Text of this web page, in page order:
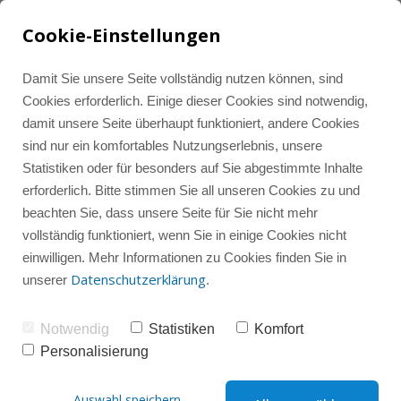
LinkedIn Marketing
Instagram Marketing
Instagram-Gruppencoaching
Sparring
Alle Beiträge
Instagram
LinkedIn
Social Media
Tools und Ressourcen
Instagram-Wissenshub
Instagram-Check
Cookie-Einstellungen
Damit Sie unsere Seite vollständig nutzen können, sind
Cookies erforderlich. Einige dieser Cookies sind notwendig,
damit unsere Seite überhaupt funktioniert, andere Cookies
sind nur ein komfortables Nutzungserlebnis, unsere
Statistiken oder für besonders auf Sie abgestimmte Inhalte
erforderlich. Bitte stimmen Sie all unseren Cookies zu und
beachten Sie, dass unsere Seite für Sie nicht mehr
vollständig funktioniert, wenn Sie in einige Cookies nicht
einwilligen. Mehr Informationen zu Cookies finden Sie in
unserer Datenschutzerklärung.
Notwendig Statistiken
Komfort
Personalisierung